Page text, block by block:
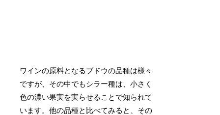
ワインの原料となるブドウの品種は様々
ですが、その中でもシラー種は、小さく
色の濃い果実を実らせることで知られて
います。他の品種と比べてみると、その